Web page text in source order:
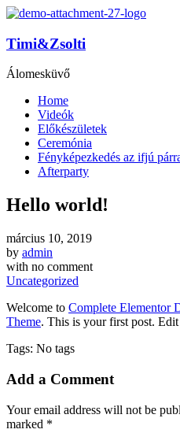
Timi&Zsolti
Álomesküvő
Home
Videók
Előkészületek
Ceremónia
Fényképezkedés az ifjú
Afterparty
Hello world!
március 10, 2019
by admin
with no comment
Uncategorized
Welcome to Complete Elementor
Theme. This is your first post.
Tags: No tags
Add a Comment
Your email address will not be
marked *